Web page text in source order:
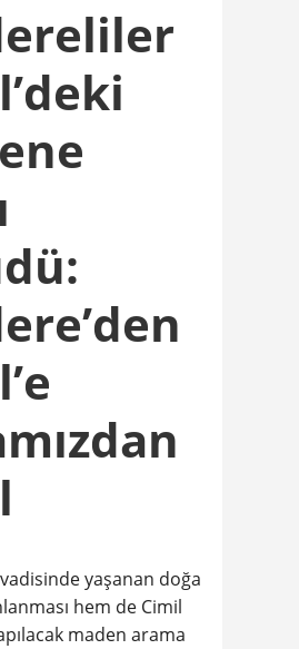
yaşanan doğa
hem de Cimil
maden arama